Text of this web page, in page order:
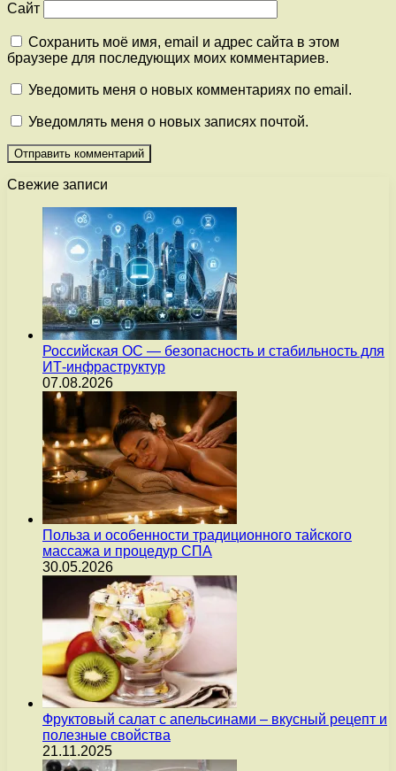
Сайт
Сохранить моё имя, email и адрес сайта в этом
браузере для последующих моих комментариев.
Уведомить меня о новых комментариях по email.
Уведомлять меня о новых записях почтой.
Свежие записи
Российская ОС — безопасность и стабильность для
ИТ-инфраструктур
07.08.2026
Польза и особенности традиционного тайского
массажа и процедур СПА
30.05.2026
Фруктовый салат с апельсинами – вкусный рецепт и
полезные свойства
21.11.2025